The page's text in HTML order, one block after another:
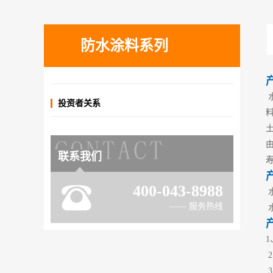
防水涂料系列
投资者关系
联系我们
400-043-8988
—— 服务热线
1